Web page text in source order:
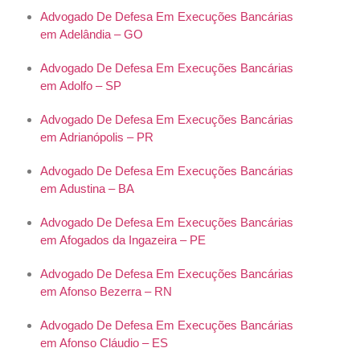
Advogado De Defesa Em Execuções Bancárias
em Adelândia – GO
Advogado De Defesa Em Execuções Bancárias
em Adolfo – SP
Advogado De Defesa Em Execuções Bancárias
em Adrianópolis – PR
Advogado De Defesa Em Execuções Bancárias
em Adustina – BA
Advogado De Defesa Em Execuções Bancárias
em Afogados da Ingazeira – PE
Advogado De Defesa Em Execuções Bancárias
em Afonso Bezerra – RN
Advogado De Defesa Em Execuções Bancárias
em Afonso Cláudio – ES